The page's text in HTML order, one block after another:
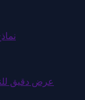
عرض دقيق